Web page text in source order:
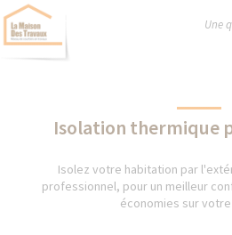
Une
Isolation thermique
Isolez votre habitation par
professionnel, pour un meilleur
économies sur